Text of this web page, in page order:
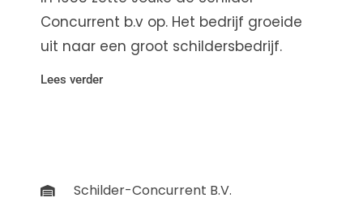
Concurrent b.v op. Het bedrijf groeide
uit naar een groot schildersbedrijf.
Lees verder
Schilder-Concurrent B.V.